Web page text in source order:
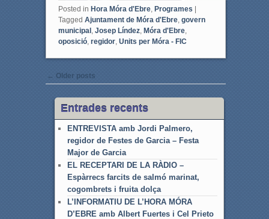
Posted in Hora Móra d'Ebre, Programes |
Tagged Ajuntament de Móra d'Ebre, govern
municipal, Josep Líndez, Móra d'Ebre,
oposició, regidor, Units per Móra - FIC
Post navigation
← Older posts
Entrades recents
ENTREVISTA amb Jordi Palmero,
regidor de Festes de Garcia – Festa
Major de Garcia
EL RECEPTARI DE LA RÀDIO –
Espàrrecs farcits de salmó marinat,
cogombrets i fruita dolça
L’INFORMATIU DE L’HORA MÓRA
D’EBRE amb Albert Fuertes i Cel Prieto